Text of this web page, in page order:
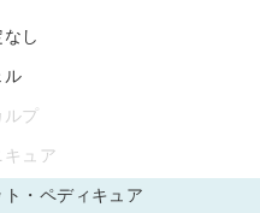
し
ル
ルプ
キュア
ト・ペディキュア